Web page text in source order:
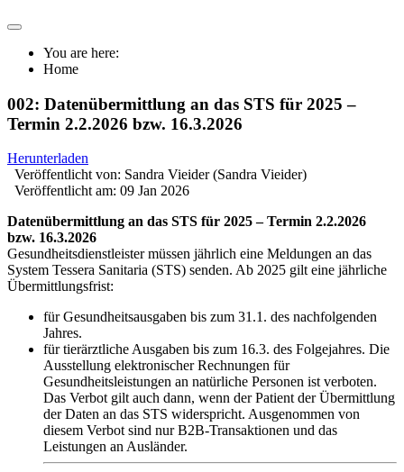
You are here:
Home
002: Datenübermittlung an das STS für 2025 –
Termin 2.2.2026 bzw. 16.3.2026
Herunterladen
Veröffentlicht von: Sandra Vieider (Sandra Vieider)
Veröffentlicht am: 09 Jan 2026
Datenübermittlung an das STS für 2025 – Termin 2.2.2026
bzw. 16.3.2026
Gesundheitsdienstleister müssen jährlich eine Meldungen an das
System Tessera Sanitaria (STS) senden. Ab 2025 gilt eine jährliche
Übermittlungsfrist:
für Gesundheitsausgaben bis zum 31.1. des nachfolgenden
Jahres.
für tierärztliche Ausgaben bis zum 16.3. des Folgejahres. Die
Ausstellung elektronischer Rechnungen für
Gesundheitsleistungen an natürliche Personen ist verboten.
Das Verbot gilt auch dann, wenn der Patient der Übermittlung
der Daten an das STS widerspricht. Ausgenommen von
diesem Verbot sind nur B2B-Transaktionen und das
Leistungen an Ausländer.